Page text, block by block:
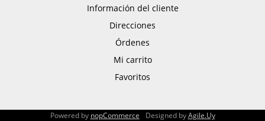
Información del cliente
Direcciones
Órdenes
Mi carrito
Favoritos
Powered by nopCommerce Designed byAgile.Uy